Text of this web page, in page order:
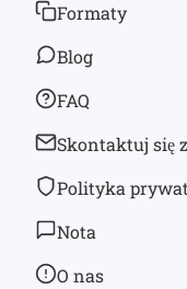
Formaty
Blog
FAQ
Skontaktuj się
Polityka
Nota
O nas